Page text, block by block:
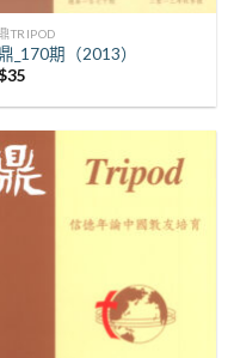
TRIPOD
_170期（2013）
35